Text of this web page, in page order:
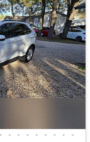
• • • • • • • • •